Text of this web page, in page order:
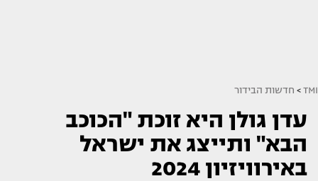
TMI
> חדשות הבידור
עדן גולן היא זוכת "הכוכב
הבא" ותייצג את ישראל
באירוויזיון 2024